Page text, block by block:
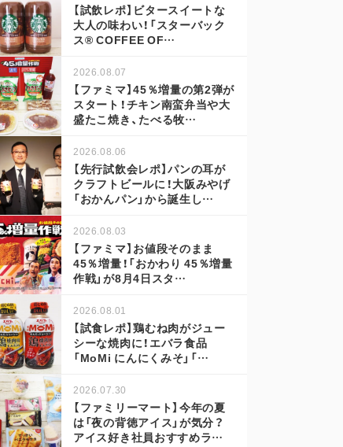
【試飲レポ】ビタースイートな
大人の味わい！「スターバック
ス® COFFEE OF…
2026.08.07
【ファミマ】45％増量の第2弾が
スタート！チキン南蛮弁当や大
盛たこ焼き、たべる牧…
2026.08.06
【先行試飲会レポ】パンの耳が
クラフトビールに！大阪みやげ
「おかんパン」から誕生し…
2026.08.03
【ファミマ】お値段そのまま
45％増量！「おかわり 45％増量
作戦」が8月4日スタ…
2026.08.01
【試食レポ】鶏むね肉がジュー
シーな焼肉に！エバラ食品
「MoMi にんにくみそ」「…
2026.07.30
【ファミリーマート】今年の夏
は「夜の背徳アイス」が気分？
アイス好き社員おすすめラ…